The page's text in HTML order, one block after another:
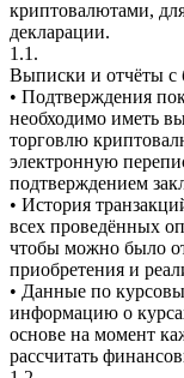
криптовалютами,
декларации.
1.1.
Выписки и отчёты с
• Подтверждения
необходимо иметь
торговлю
электронную
подтверждением
• История
всех проведённых
чтобы можно было
приобретения и
• Данные по
информацию о
основе на момент
рассчитать